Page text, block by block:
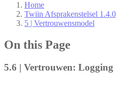
Home
Twiin Afsprakenstelsel 1.4.0
5 | Vertrouwensmodel
On this Page
5.6 | Vertrouwen: Logging